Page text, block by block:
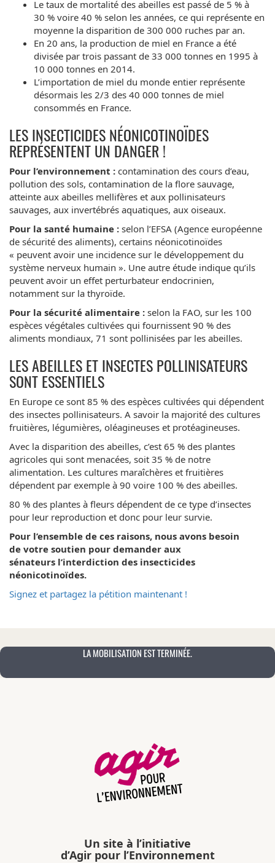
Le taux de mortalité des abeilles est passé de 5 % à
30 % voire 40 % selon les années, ce qui représente en
moyenne la disparition de 300 000 ruches par an.
En 20 ans, la production de miel en France a été
divisée par trois passant de 33 000 tonnes en 1995 à
10 000 tonnes en 2014.
L’importation de miel du monde entier représente
désormais les 2/3 des 40 000 tonnes de miel
consommés en France.
LES INSECTICIDES NÉONICOTINOÏDES
REPRÉSENTENT UN DANGER !
Pour l’environnement : contamination des cours d’eau,
pollution des sols, contamination de la flore sauvage,
atteinte aux abeilles mellifères et aux pollinisateurs
sauvages, aux invertébrés aquatiques, aux oiseaux.
Pour la santé humaine : selon l’EFSA (Agence européenne
de sécurité des aliments), certains néonicotinoïdes
« peuvent avoir une incidence sur le développement du
système nerveux humain ». Une autre étude indique qu’ils
peuvent avoir un effet perturbateur endocrinien,
notamment sur la thyroïde.
Pour la sécurité alimentaire : selon la FAO, sur les 100
espèces végétales cultivées qui fournissent 90 % des
aliments mondiaux, 71 sont pollinisées par les abeilles.
LES ABEILLES ET INSECTES POLLINISATEURS
SONT ESSENTIELS
En Europe ce sont 85 % des espèces cultivées qui dépendent
des insectes pollinisateurs. A savoir la majorité des cultures
fruitières, légumières, oléagineuses et protéagineuses.
Avec la disparition des abeilles, c’est 65 % des plantes
agricoles qui sont menacées, soit 35 % de notre
alimentation. Les cultures maraîchères et fruitières
dépendent par exemple à 90 voire 100 % des abeilles.
80 % des plantes à fleurs dépendent de ce type d’insectes
pour leur reproduction et donc pour leur survie.
Pour l’ensemble de ces raisons, nous avons besoin
de votre soutien pour demander aux
sénateurs l’interdiction des insecticides
néonicotinoïdes.
Signez et partagez la pétition maintenant !
LA MOBILISATION EST TERMINÉE.
Un site à l’initiative
d’Agir pour l’Environnement